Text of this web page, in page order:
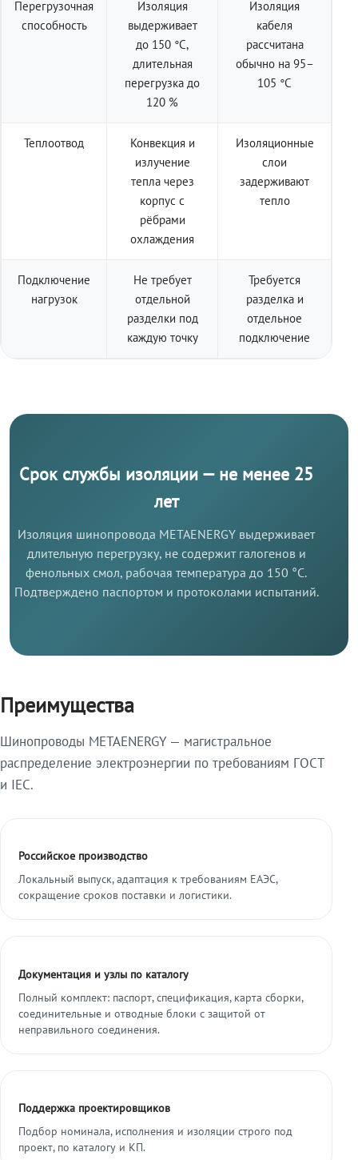
Перегрузочная
способность
Изоляция
выдерживает
до 150 °C,
длительная
перегрузка до
120 %
Изоляция
кабеля
рассчитана
обычно на 95–
105 °C
Теплоотвод
Конвекция и
излучение
тепла через
корпус с
рёбрами
охлаждения
Изоляционные
слои
задерживают
тепло
Подключение
нагрузок
Не требует
отдельной
разделки под
каждую точку
Требуется
разделка и
отдельное
подключение
Срок службы изоляции — не менее 25
лет
Изоляция шинопровода METAENERGY выдерживает
длительную перегрузку, не содержит галогенов и
фенольных смол, рабочая температура до 150 °C.
Подтверждено паспортом и протоколами испытаний.
Преимущества
Шинопроводы METAENERGY — магистральное
распределение электроэнергии по требованиям ГОСТ
и IEC.
Российское производство
Локальный выпуск, адаптация к требованиям ЕАЭС,
сокращение сроков поставки и логистики.
Документация и узлы по каталогу
Полный комплект: паспорт, спецификация, карта сборки,
соединительные и отводные блоки с защитой от
неправильного соединения.
Поддержка проектировщиков
Подбор номинала, исполнения и изоляции строго под
проект, по каталогу и КП.